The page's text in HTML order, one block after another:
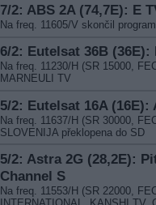
7/2: ABS 2A (74,7E): E
Na freq. 11605/V skončil
6/2: Eutelsat 36B (36E):
Na freq. 11230/H (SR 15000,
MARNEULI TV
5/2: Eutelsat 16A (16E):
Na freq. 11637/H (SR 30000,
SLOVENIJA překlopena do SD
5/2: Astra 2G (28,2E):
Channel S
Na freq. 11553/H (SR 22000,